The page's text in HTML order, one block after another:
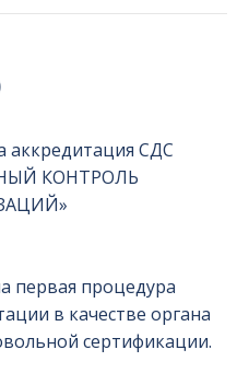
аккредитация СДС
КОНТРОЛЬ
первая процедура
в качестве органа
сертификации.